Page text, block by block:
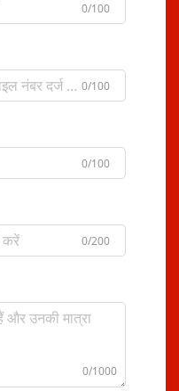
0/100
0/100
0/100
0/200
0/1000